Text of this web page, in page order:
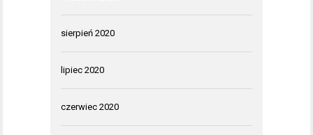
sierpień 2020
lipiec 2020
czerwiec 2020